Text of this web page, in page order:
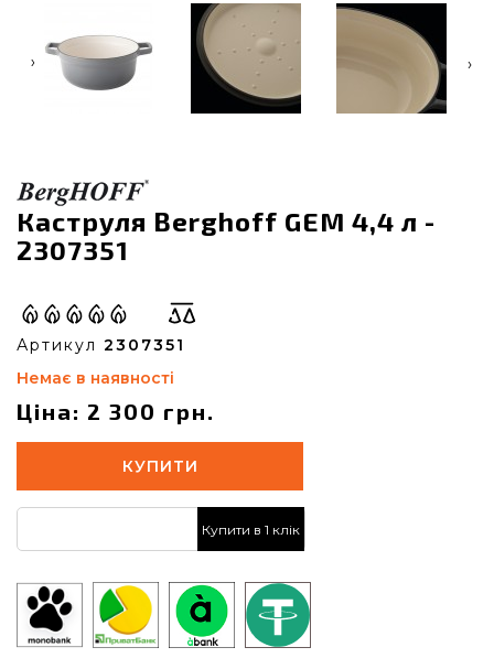
‹ ›
Каструля Berghoff GEM 4,4 л -
2307351
Артикул 2307351
Немає в наявності
Ціна: 2 300 грн.
КУПИТИ
Купити в 1 клік